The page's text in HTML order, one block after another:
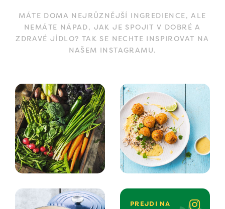
MÁTE DOMA NEJRŮZNĚJŠÍ INGREDIENCE, ALE
NEMÁTE NÁPAD, JAK JE SPOJIT V DOBRÉ A
ZDRAVÉ JÍDLO? TAK SE NECHTE INSPIROVAT NA
NAŠEM INSTAGRAMU.
PREJDI NA